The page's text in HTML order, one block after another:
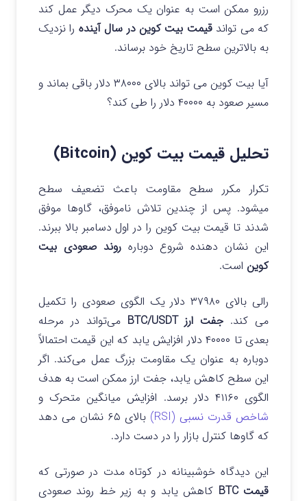
رزرو ممکن است به عنوان یک محرک دیگر عمل کند
که می تواندقیمت بیت کوین در سال آینده را نزدیک
به بالاترین سطح تاریخ خود برساند.
آیا بیت کوین می تواند بالای ۳۸۰۰۰ دلار باقی بماند و
مسیر صعود به ۴۰۰۰۰ دلار را طی کند؟
تحلیل قیمت بیت کوین (Bitcoin)
تکرار مکرر سطح مقاومت باعث تضعیف سطح
میشود. پس از چندین تلاش ناموفق، گاوها موفق
شدند تا قیمت بیت کوین را در اول دسامبر بالا ببرند.
این نشان دهنده شروع دوبارهروند صعودی بیت
کوین است.
رالی بالای ۳۷۹۸۰ دلار یک الگوی صعودی را تکمیل
می کند. جفت ارز BTC/USDT
می‌تواند در مرحله
بعدی تا ۴۰۰۰۰ دلار افزایش یابد که این قیمت احتمالاً
دوباره به عنوان یک مقاومت بزرگ عمل می‌کند. اگر
این سطح کاهش یابد، جفت ارز ممکن است به هدف
الگوی ۴۱۱۶۰ دلار برسد. افزایش میانگین متحرک و
شاخص قدرت نسبی (RSI)
بالای ۶۵ نشان می دهد
که گاوها کنترل بازار را در دست دارد.
این دیدگاه خوشبینانه در کوتاه مدت در صورتی که
قیمت BTC
کاهش یابد و به زیر خط روند صعودی